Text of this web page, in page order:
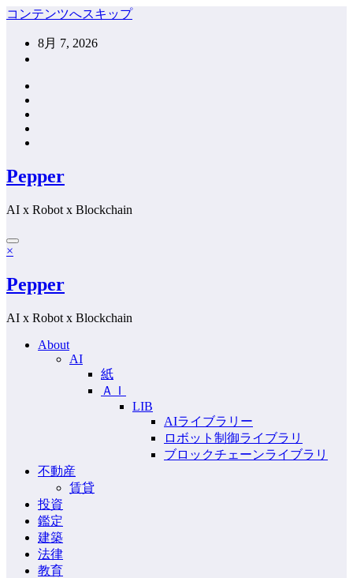
コンテンツへスキップ
8月 7, 2026
Pepper
AI x Robot x Blockchain
×
Pepper
AI x Robot x Blockchain
About
AI
紙
ＡＩ
LIB
AIライブラリー
ロボット制御ライブラリ
ブロックチェーンライブラリ
不動産
賃貸
投資
鑑定
建築
法律
教育